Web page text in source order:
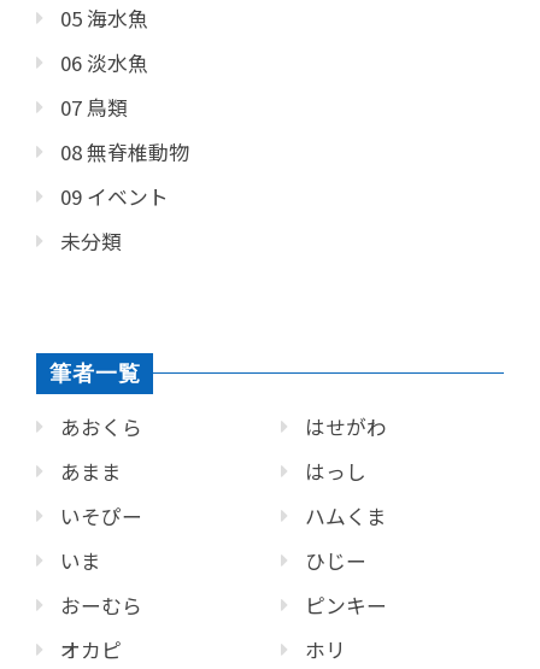
05 海水魚
06 淡水魚
07 鳥類
08 無脊椎動物
09 イベント
未分類
筆者一覧
あおくら
あまま
いそぴー
いま
おーむら
オカピ
はせがわ
はっし
ハムくま
ひじー
ピンキー
ホリ